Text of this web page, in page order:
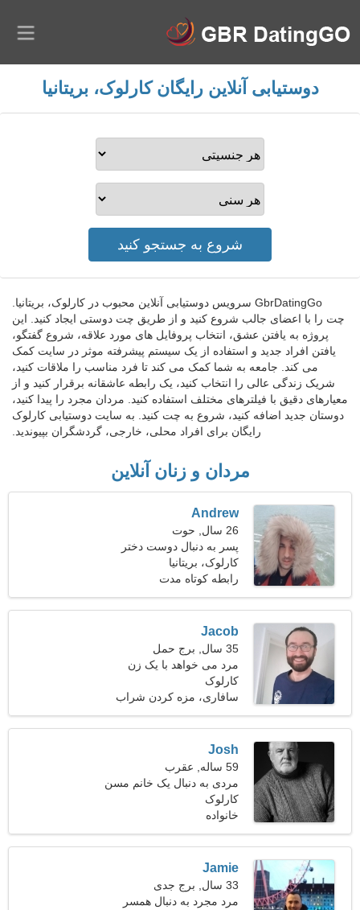
دوستیابی آنلاین رایگان کارلوک، بریتانیا
GbrDatingGo سرویس دوستیابی آنلاین محبوب در کارلوک، بریتانیا.
چت را با اعضای جالب شروع کنید و از طریق چت دوستی ایجاد کنید. این
پروژه به یافتن عشق، انتخاب پروفایل های مورد علاقه، شروع گفتگو،
یافتن افراد جدید و استفاده از یک سیستم پیشرفته موثر در سایت کمک
می کند. جامعه به شما کمک می کند تا فرد مناسب را ملاقات کنید،
شریک زندگی عالی را انتخاب کنید، یک رابطه عاشقانه برقرار کنید و از
معیارهای دقیق با فیلترهای مختلف استفاده کنید. مردان مجرد را پیدا کنید،
دوستان جدید اضافه کنید، شروع به چت کنید. به سایت دوستیابی کارلوک
رایگان برای افراد محلی، خارجی، گردشگران بپیوندید.
مردان و زنان آنلاین
Andrew
26 سال, حوت
پسر به دنبال دوست دختر
است
کارلوک، بریتانیا
رابطه کوتاه مدت
Jacob
35 سال, برج حمل
مرد می خواهد با یک زن
ملاقات کند 23-32
کارلوک
سافاری، مزه کردن شراب
Josh
59 ساله, عقرب
مردی به دنبال یک خانم مسن
کارلوک
خانواده
Jamie
33 سال, برج جدی
مرد مجرد به دنبال همسر